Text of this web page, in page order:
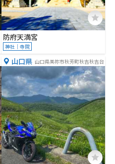
防府天満宮
神社｜寺院
山口県 山口県美祢市秋芳町秋吉秋吉台